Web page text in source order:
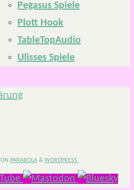
Pegasus Spiele
Plott Hook
TableTopAudio
Ulisses Spiele
PARABOLA& WORDPRESS.